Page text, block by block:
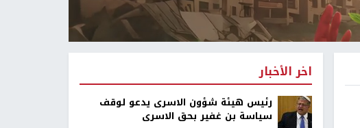
اخر الأخبار
رئيس هيئة شؤون الاسرى يدعو لوقف
سياسة بن غفير بحق الاسرى